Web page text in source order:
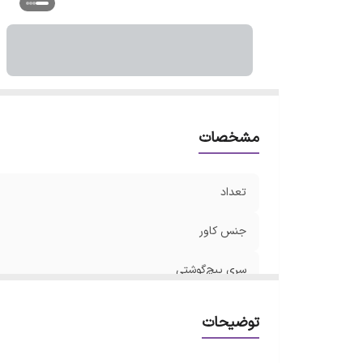
مشخصات
تعداد
جنس کاور
سری پیچ‌گوشتی
توضیحات